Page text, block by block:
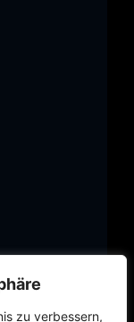
zu verbessern,